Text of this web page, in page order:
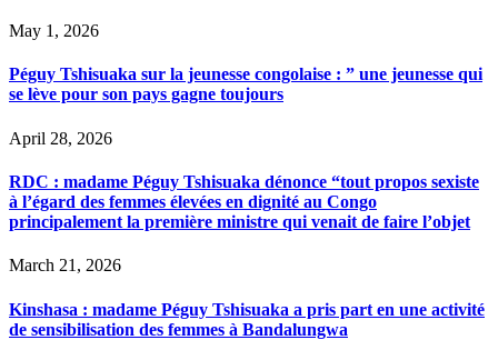
May 1, 2026
Péguy Tshisuaka sur la jeunesse congolaise : ” une jeunesse qui
se lève pour son pays gagne toujours
April 28, 2026
RDC : madame Péguy Tshisuaka dénonce “tout propos sexiste
à l’égard des femmes élevées en dignité au Congo
principalement la première ministre qui venait de faire l’objet
March 21, 2026
Kinshasa : madame Péguy Tshisuaka a pris part en une activité
de sensibilisation des femmes à Bandalungwa